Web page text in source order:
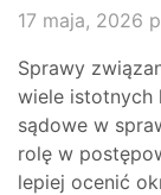
17 maja, 2026
Sprawy
wiele istotnych
sądowe w
rolę w
lepiej ocenić